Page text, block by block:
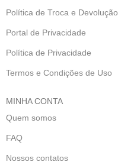
Política de Troca e Devolução
Portal de Privacidade
Política de Privacidade
Termos e Condições de Uso
MINHA CONTA
Quem somos
FAQ
Nossos contatos